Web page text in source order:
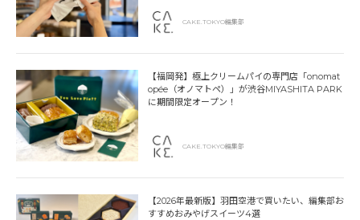
CAKE.TOKYO編集部
【福岡発】極上クリームパイの専門店「onomat
opée（オノマトペ）」が渋谷MIYASHITA PARK
に期間限定オープン！
CAKE.TOKYO編集部
【2026年最新版】羽田空港で買いたい、編集部お
すすめおみやげスイーツ4選